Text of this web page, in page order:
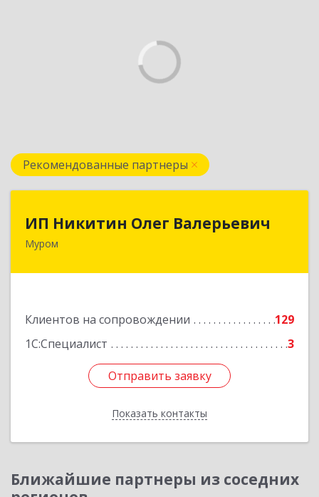
Рекомендованные партнеры
ИП Никитин Олег Валерьевич
Муром
Клиентов на сопровождении
129
1С:Специалист
3
Отправить заявку
Показать контакты
Отправить заявку
Назад
Ближайшие партнеры из соседних